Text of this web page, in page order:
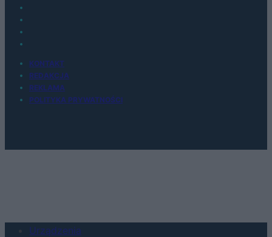
KONTAKT
REDAKCJA
REKLAMA
POLITYKA PRYWATNOŚCI
Urządzenia